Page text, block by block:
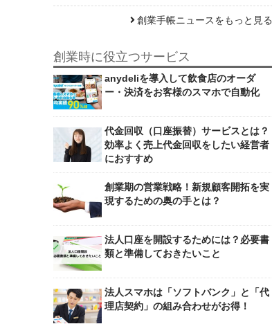
創業手帳ニュースをもっと見る
創業時に役立つサービス
anydeliを導入して飲食店のオーダ
ー・決済をお客様のスマホで自動化
代金回収（口座振替）サービスとは？
効率よく売上代金回収をしたい経営者
におすすめ
創業期の営業戦略！新規顧客開拓を実
現するための奥の手とは？
法人口座を開設するためには？必要書
類と準備しておきたいこと
法人スマホは「ソフトバンク」と「代
理店契約」の組み合わせがお得！